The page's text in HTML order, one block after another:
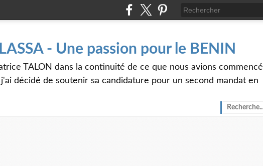
- Une passion pour le BENIN
TALON dans la continuité de ce que nous avions commencé
décidé de soutenir sa candidature pour un second mandat en